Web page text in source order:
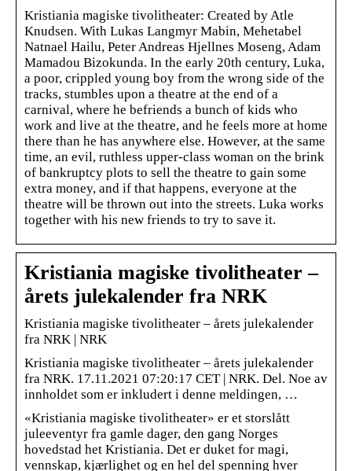
Kristiania magiske tivolitheater: Created by Atle
Knudsen. With Lukas Langmyr Mabin, Mehetabel
Natnael Hailu, Peter Andreas Hjellnes Moseng, Adam
Mamadou Bizokunda. In the early 20th century, Luka,
a poor, crippled young boy from the wrong side of the
tracks, stumbles upon a theatre at the end of a
carnival, where he befriends a bunch of kids who
work and live at the theatre, and he feels more at home
there than he has anywhere else. However, at the same
time, an evil, ruthless upper-class woman on the brink
of bankruptcy plots to sell the theatre to gain some
extra money, and if that happens, everyone at the
theatre will be thrown out into the streets. Luka works
together with his new friends to try to save it.
Kristiania magiske tivolitheater –
årets julekalender fra NRK
Kristiania magiske tivolitheater – årets julekalender
fra NRK | NRK
Kristiania magiske tivolitheater – årets julekalender
fra NRK. 17.11.2021 07:20:17 CET | NRK. Del. Noe av
innholdet som er inkludert i denne meldingen, …
«Kristiania magiske tivolitheater» er et storslått
juleeventyr fra gamle dager, den gang Norges
hovedstad het Kristiania. Det er duket for magi,
vennskap, kjærlighet og en hel del spenning hver